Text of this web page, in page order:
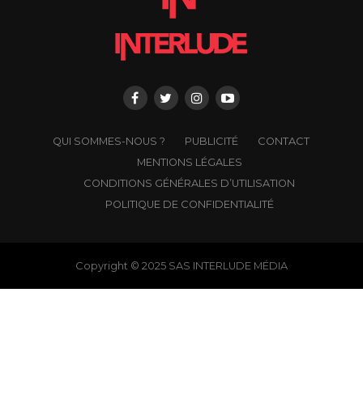
QUI SOMMES-NOUS ? PUBLICITÉ
CONTACT
MENTIONS LÉGALES
CONDITIONS GÉNÉRALES D’UTILISATION
POLITIQUE DE CONFIDENTIALITÉ
Copyright © 2025 SAS INTERLUDE MÉDIA